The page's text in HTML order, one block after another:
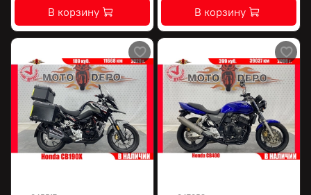
В корзину В корзину